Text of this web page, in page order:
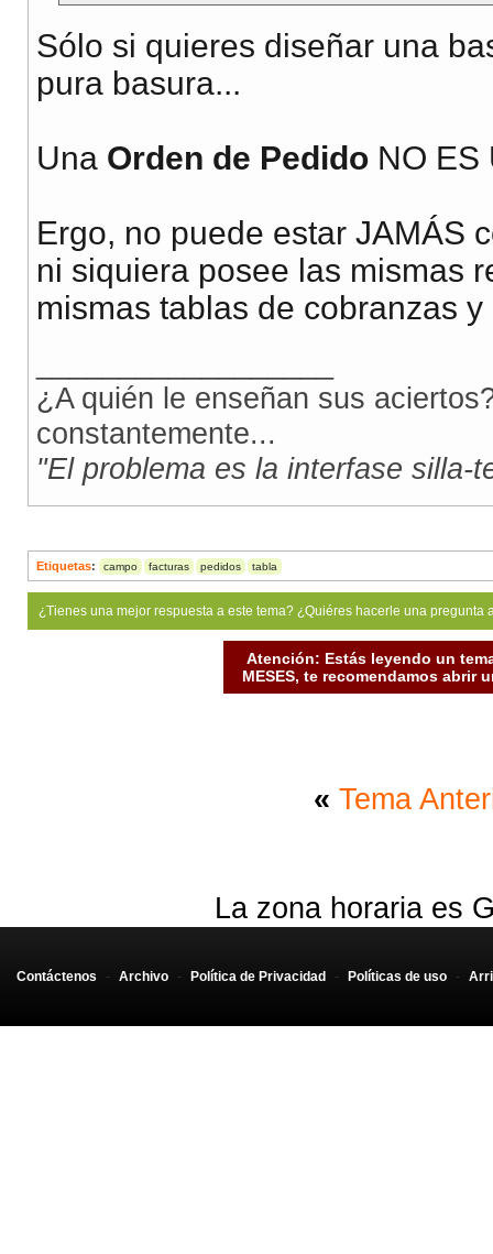
Sólo si quieres diseñar una
pura basura...
Una Orden de Pedido NO
Ergo, no puede estar JAMÁS
ni siquiera posee las mismas
mismas tablas de cobranzas y
¿A quién le enseñan sus
constantemente...
"El problema es la interfase silla-
Etiquetas: campo facturas pedidos tabla
¿Tienes una mejor respuesta a este tema? ¿Quiéres hacerle una
Atención: Estás leyendo un
MESES, te recomendamos abrir
« Tema
La zona horaria es
Contáctenos - Archivo - Política de Privacidad - Políticas de uso -